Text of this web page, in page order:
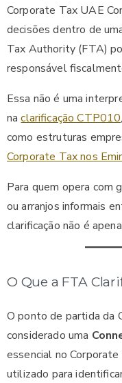
Corporate Tax UAE
decisões dentro de
Tax Authority (FTA)
responsável
Essa não é uma
naclarificação CTP010
como estruturas
Corporate Tax nos
Para quem opera com
ou arranjos informais
clarificação não é
O Que a FTA
O ponto de partida da
considerado uma
essencial no
utilizado para